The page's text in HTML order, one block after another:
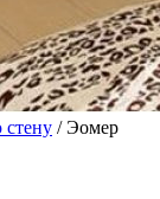
/ Эомер